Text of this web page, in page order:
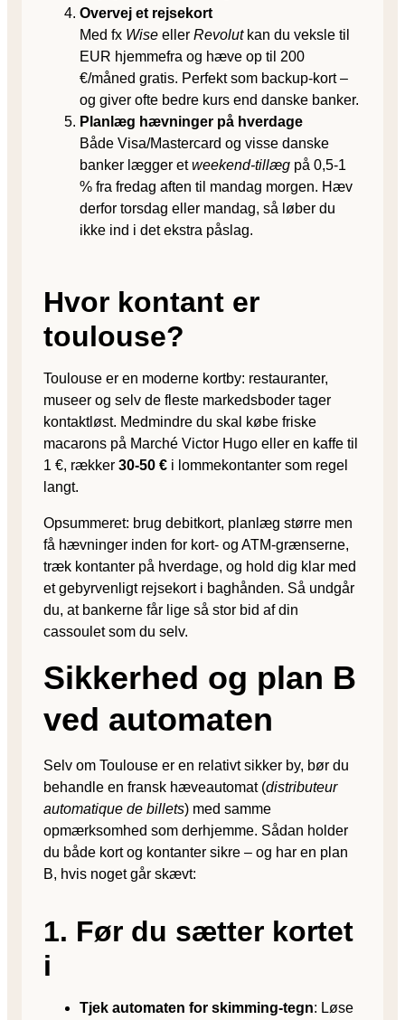
Overvej et rejsekort
Med fx Wise eller Revolutkan du veksle til
EUR hjemmefra og hæve op til 200
€/måned gratis. Perfekt som backup-kort –
og giver ofte bedre kurs end danske banker.
Planlæg hævninger på hverdage
Både Visa/Mastercard og visse danske
banker lægger etweekend-tillæg på 0,5-1
% fra fredag aften til mandag morgen. Hæv
derfor torsdag eller mandag, så løber du
ikke ind i det ekstra påslag.
Hvor kontant er
toulouse?
Toulouse er en moderne kortby: restauranter,
museer og selv de fleste markedsboder tager
kontaktløst. Medmindre du skal købe friske
macarons på Marché Victor Hugo eller en kaffe til
1 €, rækker 30-50 € i lommekontanter som regel
langt.
Opsummeret: brug debitkort, planlæg større men
få hævninger inden for kort- og ATM-grænserne,
træk kontanter på hverdage, og hold dig klar med
et gebyrvenligt rejsekort i baghånden. Så undgår
du, at bankerne får lige så stor bid af din
cassoulet som du selv.
Sikkerhed og plan B
ved automaten
Selv om Toulouse er en relativt sikker by, bør du
behandle en fransk hæveautomat (distributeur
automatique de billets) med samme
opmærksomhed som derhjemme. Sådan holder
du både kort og kontanter sikre – og har en plan
B, hvis noget går skævt:
1. Før du sætter kortet
i
Tjek automaten for skimming-tegn: Løse